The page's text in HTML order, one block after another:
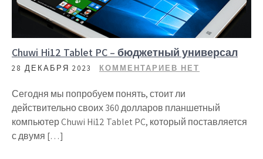
Chuwi Hi12 Tablet PC – бюджетный универсал
28 ДЕКАБРЯ 2023 КОММЕНТАРИЕВ НЕТ
Сегодня мы попробуем понять, стоит ли
действительно своих 360 долларов планшетный
компьютер Chuwi Hi12 Tablet PC, который поставляется
с двумя […]